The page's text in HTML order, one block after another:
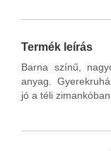
Termék leírás
Barna színű,
anyag.
jó a téli